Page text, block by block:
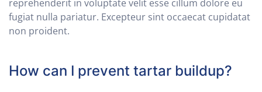
reprehenderit in voluptate velit esse cillum dolore eu
fugiat nulla pariatur. Excepteur sint occaecat cupidatat
non proident.
How can I prevent tartar buildup?